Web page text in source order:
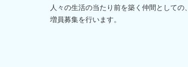
人々の生活の当たり前を築く仲間としての、
増員募集を行います。